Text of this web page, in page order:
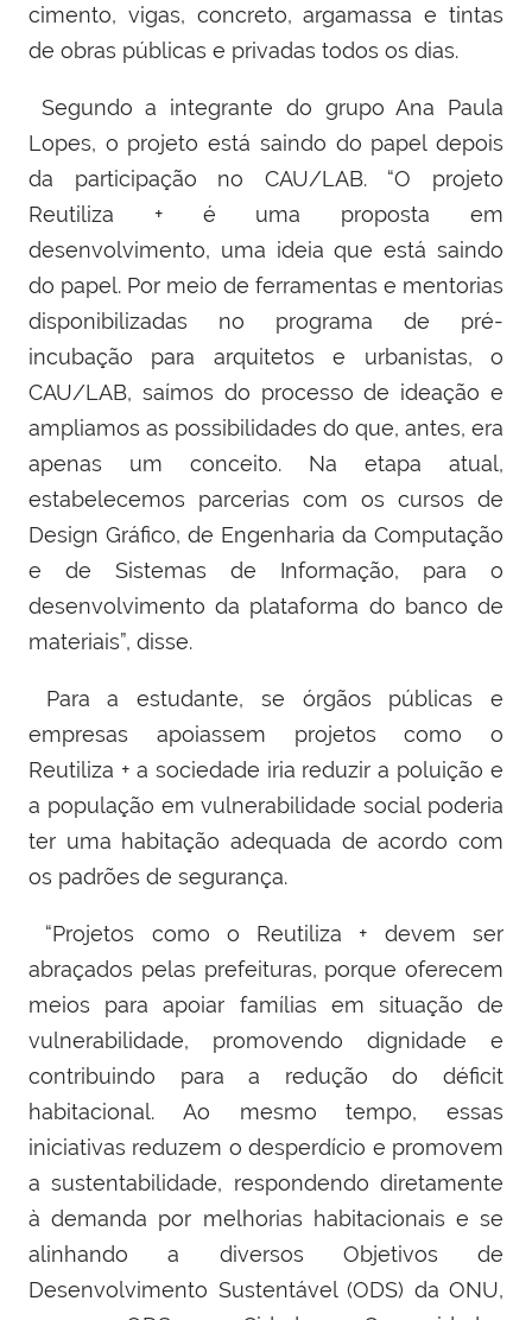
cimento, vigas, concreto, argamassae tintas
de obras públicas e privadas todos os dias.
Segundo a integrante do grupo Ana Paula
Lopes, o projeto está saindo do papel depois
da participação no CAU/LAB. “O projeto
Reutiliza + é uma proposta em
desenvolvimento, uma ideia que está saindo
do papel. Por meio de ferramentas e mentorias
disponibilizadas no programa de pré-
incubação para arquitetos e urbanistas, o
CAU/LAB, saímos do processo de ideação e
ampliamos as possibilidades do que, antes, era
apenas um conceito. Na etapa atual,
estabelecemos parcerias com os cursos de
Design Gráfico, de Engenharia da Computação
e de Sistemas de Informação, para o
desenvolvimento da plataforma do banco de
materiais”, disse.
Para a estudante, se órgãos públicas e
empresas apoiassem projetos como o
Reutiliza + a sociedade iria reduzir a poluição e
a população em vulnerabilidade social poderia
ter uma habitação adequada de acordo com
os padrões de segurança.
“Projetos como o Reutiliza + devem ser
abraçados pelas prefeituras, porque oferecem
meios para apoiar famílias em situação de
vulnerabilidade, promovendo dignidade e
contribuindo para a redução do déficit
habitacional. Ao mesmo tempo, essas
iniciativas reduzem o desperdício e promovem
a sustentabilidade, respondendo diretamente
à demanda por melhorias habitacionais e se
alinhando a diversos Objetivos de
Desenvolvimento Sustentável (ODS) da ONU,